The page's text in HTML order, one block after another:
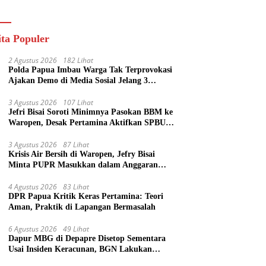
Populer
2 Agustus 2026 182 Lihat
Polda Papua Imbau Warga Tak Terprovokasi
Ajakan Demo di Media Sosial Jelang 3
3 Agustus 2026 107 Lihat
Jefri Bisai Soroti Minimnya Pasokan BBM ke
Waropen, Desak Pertamina Aktifkan SPBU
3 Agustus 2026 87 Lihat
Krisis Air Bersih di Waropen, Jefry Bisai
Minta PUPR Masukkan dalam Anggaran
4 Agustus 2026 83 Lihat
DPR Papua Kritik Keras Pertamina: Teori
Aman, Praktik di Lapangan Bermasalah
6 Agustus 2026 49 Lihat
Dapur MBG di Depapre Disetop Sementara
Usai Insiden Keracunan, BGN Lakukan